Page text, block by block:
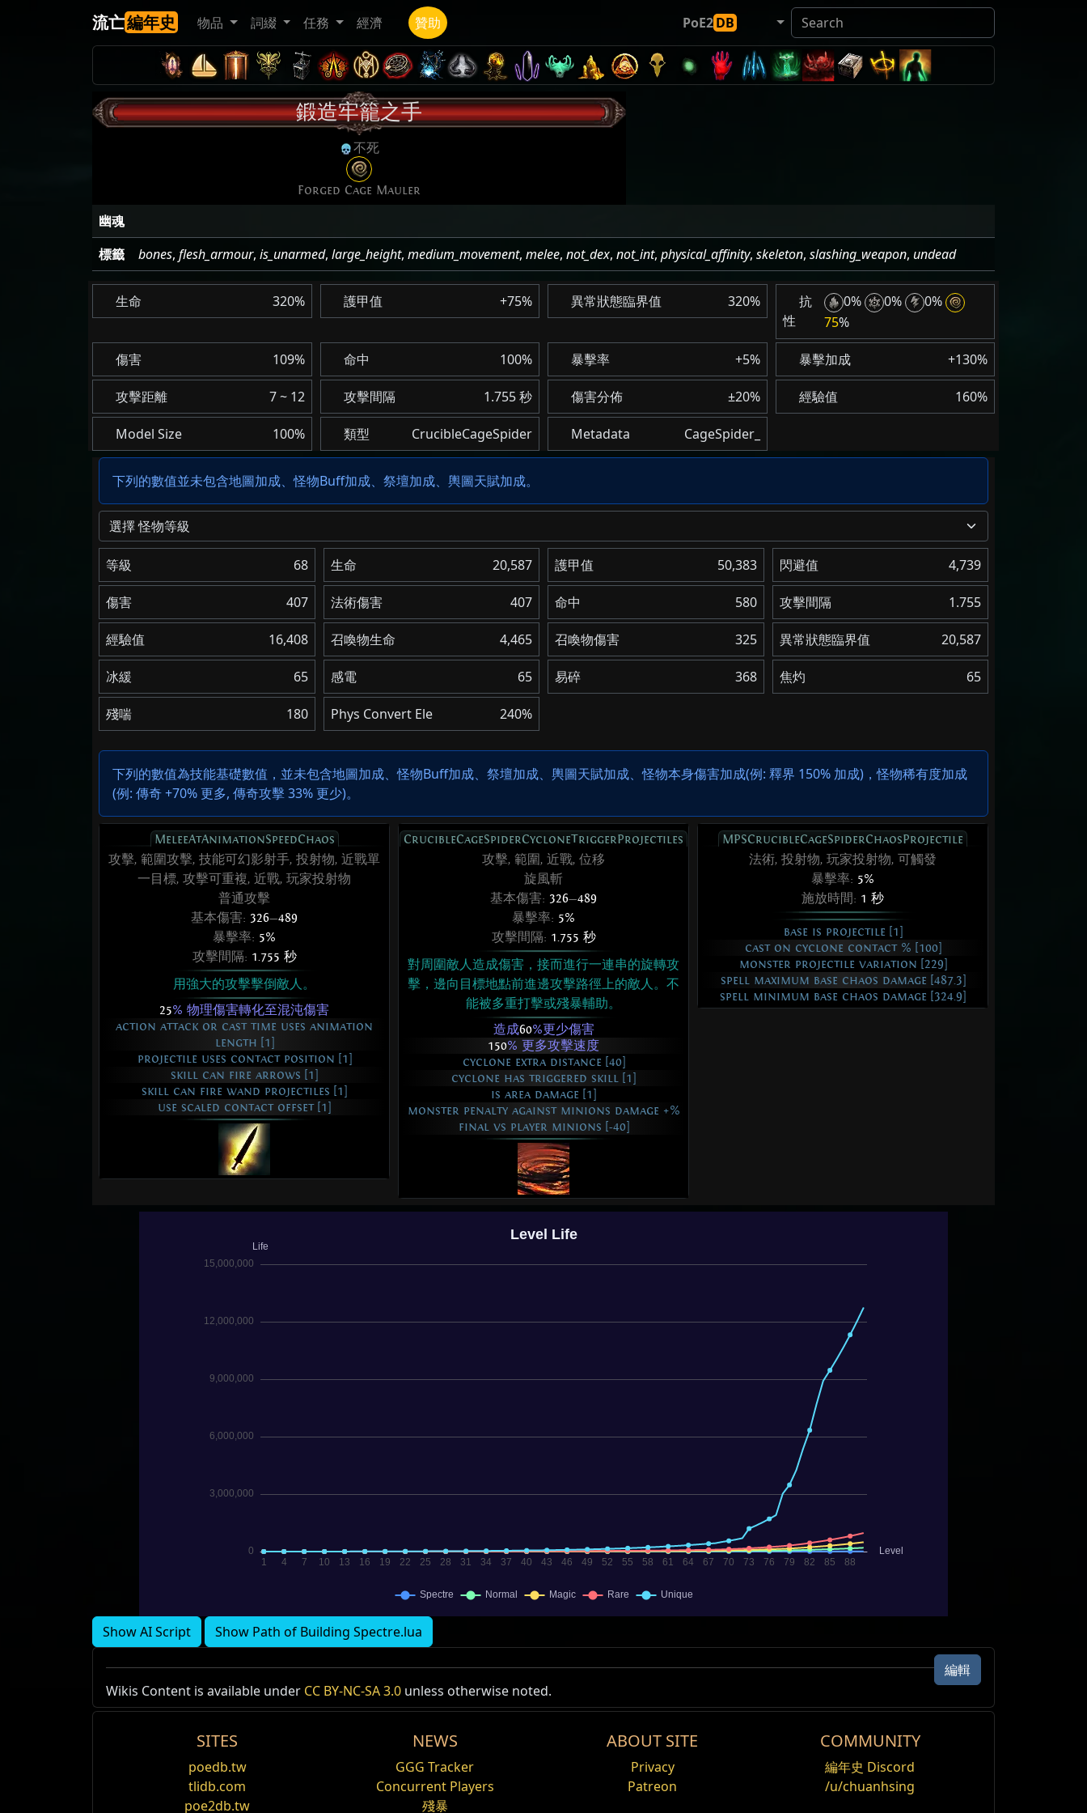
流亡編年史 物品 詞綴 任務 經濟 贊助 PoE2DB
鍛造牢籠之手
不死
Forged Cage Mauler
幽魂
標籤
bones, flesh_armour, is_unarmed, large_height, medium_movement, melee, not_dex, not_int, physical_affinity, skeleton, slashing_weapon, undead
生命 320% 護甲值 +75% 異常狀態臨界值 320%
抗
性
0% 0%
0%
75%
傷害 109% 命中 100% 暴擊率 +5% 暴擊加成 +130%
攻擊距離 7 ~ 12 攻擊間隔 1.755 秒 傷害分佈 ±20% 經驗值 160%
Model Size 100% 類型 CrucibleCageSpider Metadata CageSpider_
下列的數值並未包含地圖加成、怪物Buff加成、祭壇加成、輿圖天賦加成。
選擇 怪物等級
等級 68 生命 20,587 護甲值 50,383 閃避值 4,739
傷害 407 法術傷害 407 命中 580 攻擊間隔 1.755
經驗值 16,408 召喚物生命 4,465 召喚物傷害 325 異常狀態臨界值 20,587
冰緩 65 感電 65 易碎 368 焦灼 65
殘喘 180 Phys Convert Ele 240%
下列的數值為技能基礎數值，並未包含地圖加成、怪物Buff加成、祭壇加成、輿圖天賦加成、怪物本身傷害加成(例: 釋界 150% 加成)，怪物稀有度加成
(例: 傳奇 +70% 更多, 傳奇攻擊 33% 更少)。
MeleeAtAnimationSpeedChaos
攻擊, 範圍攻擊, 技能可幻影射手, 投射物, 近戰單
一目標, 攻擊可重複, 近戰, 玩家投射物
普通攻擊
基本傷害: 326—489
暴擊率: 5%
攻擊間隔: 1.755 秒
用強大的攻擊擊倒敵人。
25% 物理傷害轉化至混沌傷害
action attack or cast time uses animation
length [1]
projectile uses contact position [1]
skill can fire arrows [1]
skill can fire wand projectiles [1]
use scaled contact offset [1]
CrucibleCageSpiderCycloneTriggerProjectiles
攻擊, 範圍, 近戰, 位移
旋風斬
基本傷害: 326—489
暴擊率: 5%
攻擊間隔: 1.755 秒
對周圍敵人造成傷害，接而進行一連串的旋轉攻
擊，邊向目標地點前進邊攻擊路徑上的敵人。不
能被多重打擊或殘暴輔助。
造成60%更少傷害
150% 更多攻擊速度
cyclone extra distance [40]
cyclone has triggered skill [1]
is area damage [1]
monster penalty against minions damage +%
final vs player minions [-40]
MPSCrucibleCageSpiderChaosProjectile
法術, 投射物, 玩家投射物, 可觸發
暴擊率: 5%
施放時間: 1 秒
base is projectile [1]
cast on cyclone contact % [100]
monster projectile variation [229]
spell maximum base chaos damage [487.3]
spell minimum base chaos damage [324.9]
Show AI Script Show Path of Building Spectre.lua
編輯
Wikis Content is available under CC BY-NC-SA 3.0 unless otherwise noted.
SITES
poedb.tw
tlidb.com
poe2db.tw
NEWS
GGG Tracker
Concurrent Players
殘暴
ABOUT SITE
Privacy
Patreon
COMMUNITY
編年史 Discord
/u/chuanhsing